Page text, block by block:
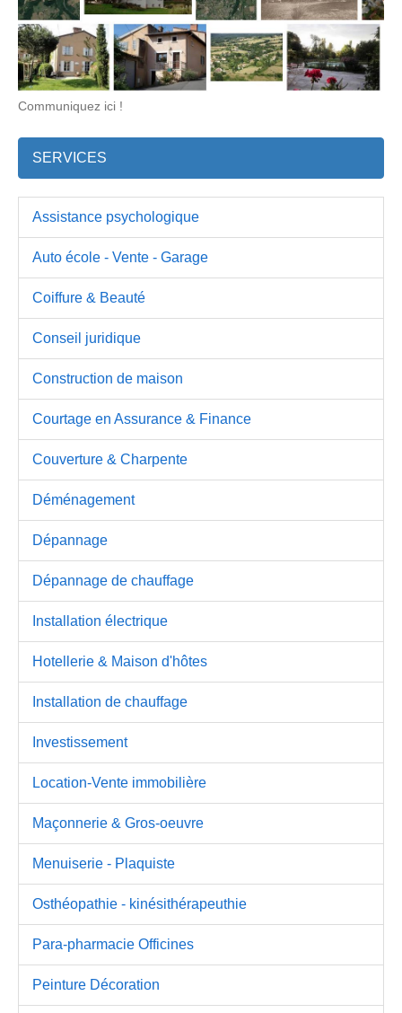
Communiquez ici !
SERVICES
Assistance psychologique
Auto école - Vente - Garage
Coiffure & Beauté
Conseil juridique
Construction de maison
Courtage en Assurance & Finance
Couverture & Charpente
Déménagement
Dépannage
Dépannage de chauffage
Installation électrique
Hotellerie & Maison d'hôtes
Installation de chauffage
Investissement
Location-Vente immobilière
Maçonnerie & Gros-oeuvre
Menuiserie - Plaquiste
Osthéopathie - kinésithérapeuthie
Para-pharmacie Officines
Peinture Décoration